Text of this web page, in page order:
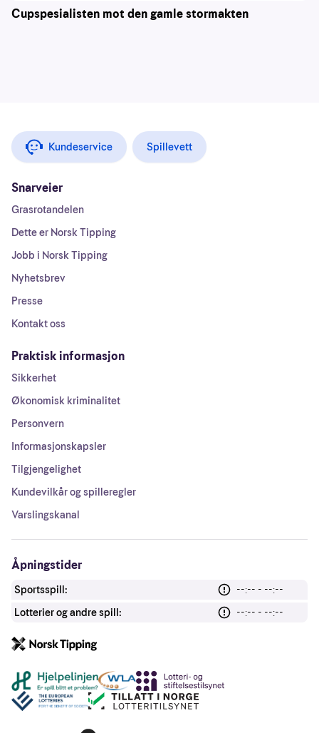
Cupspesialisten mot den gamle stormakten
Kundeservice Spillevett
Snarveier
Grasrotandelen
Dette er Norsk Tipping
Jobb i Norsk Tipping
Nyhetsbrev
Presse
Kontakt oss
Praktisk informasjon
Sikkerhet
Økonomisk kriminalitet
Personvern
Informasjonskapsler
Tilgjengelighet
Kundevilkår og spilleregler
Varslingskanal
Åpningstider
Sportsspill:
--:-- - --:--
Lotterier og andre spill:
--:-- - --:--
Andre lenker